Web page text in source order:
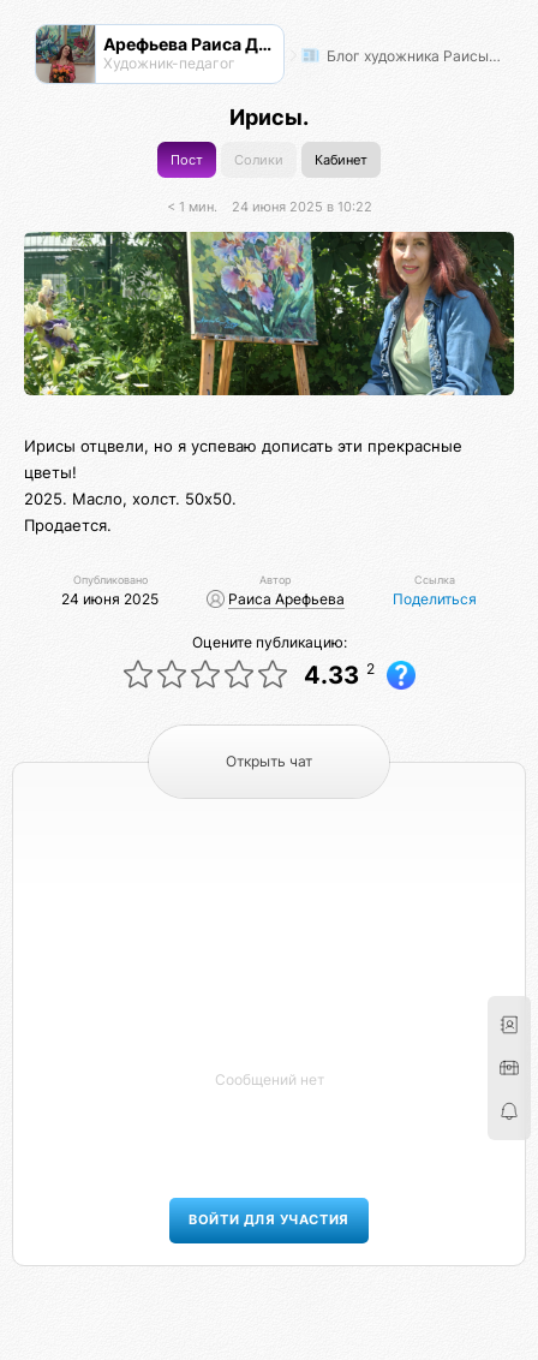
Арефьева Раиса Дмитриевна
Художник-педагог Блог художника Раисы Арефьевой
Ирисы.
Пост Солики Кабинет
< 1 мин. 24 июня 2025 в 10:22
Ирисы отцвели, но я успеваю дописать эти прекрасные
цветы!
2025. Масло, холст. 50х50.
Продается.
Опубликовано
24 июня 2025
Автор
Раиса Арефьева
Ссылка
Поделиться
Оцените публикацию:
4.33 2
Открыть чат
Сообщений нет
ВОЙТИ ДЛЯ УЧАСТИЯ